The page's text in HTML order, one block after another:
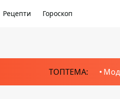
Рецепти Гороскоп
ТОПТЕМА: